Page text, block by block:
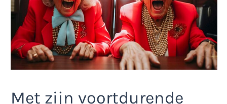
Met zijn voortdurende